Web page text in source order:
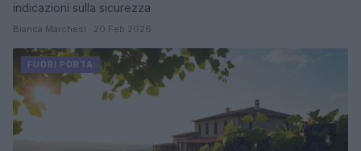
indicazioni sulla sicurezza
Bianca Marchesi · 20 Feb 2026
FUORI PORTA